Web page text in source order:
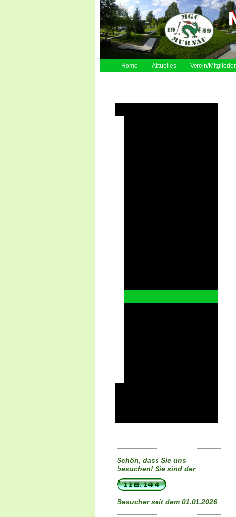
Home Aktuelles Verein/Mitglieder
Schön, dass Sie uns
besuchen! Sie sind der
Besucher seit dem 01.01.2026